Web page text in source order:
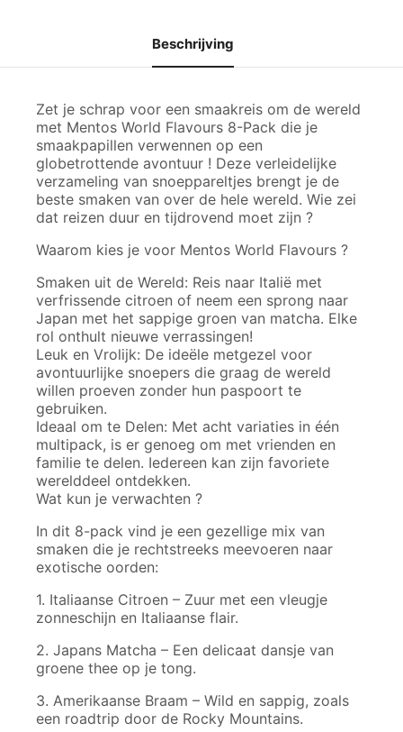
Beschrijving
Zet je schrap voor een smaakreis om de wereld
met Mentos World Flavours 8-Pack die je
smaakpapillen verwennen op een
globetrottende avontuur ! Deze verleidelijke
verzameling van snoeppareltjes brengt je de
beste smaken van over de hele wereld. Wie zei
dat reizen duur en tijdrovend moet zijn ?
Waarom kies je voor Mentos World Flavours ?
Smaken uit de Wereld: Reis naar Italië met
verfrissende citroen of neem een sprong naar
Japan met het sappige groen van matcha. Elke
rol onthult nieuwe verrassingen!
Leuk en Vrolijk: De ideële metgezel voor
avontuurlijke snoepers die graag de wereld
willen proeven zonder hun paspoort te
gebruiken.
Ideaal om te Delen: Met acht variaties in één
multipack, is er genoeg om met vrienden en
familie te delen. Iedereen kan zijn favoriete
werelddeel ontdekken.
Wat kun je verwachten ?
In dit 8-pack vind je een gezellige mix van
smaken die je rechtstreeks meevoeren naar
exotische oorden:
1. Italiaanse Citroen – Zuur met een vleugje
zonneschijn en Italiaanse flair.
2. Japans Matcha – Een delicaat dansje van
groene thee op je tong.
3. Amerikaanse Braam – Wild en sappig, zoals
een roadtrip door de Rocky Mountains.